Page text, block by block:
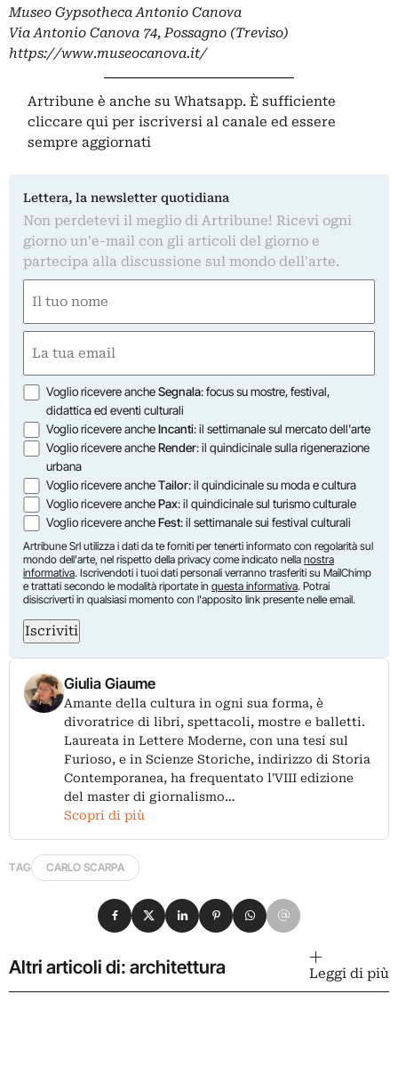
Museo Gypsotheca Antonio Canova
Via Antonio Canova 74, Possagno (Treviso)
https://www.museocanova.it/
Artribune è anche su Whatsapp. È sufficiente
cliccare qui per iscriversi al canale ed essere
sempre aggiornati
Lettera, la newsletter quotidiana
Non perdetevi il meglio di Artribune! Ricevi ogni
giorno un'e-mail con gli articoli del giorno e
partecipa alla discussione sul mondo dell'arte.
(Required)
First
(Required)
Opzioni
Voglio ricevere ancheSegnala: focus su mostre, festival,
didattica ed eventi culturali
Voglio ricevere ancheIncanti: il settimanale sul mercato dell'arte
Voglio ricevere ancheRender: il quindicinale sulla rigenerazione
urbana
Voglio ricevere ancheTailor: il quindicinale su moda e cultura
Voglio ricevere anchePax: il quindicinale sul turismo culturale
Voglio ricevere ancheFest: il settimanale sui festival culturali
Artribune Srl utilizza i dati da te forniti per tenerti informato con regolarità sul
mondo dell'arte, nel rispetto della privacy come indicato nella nostra
informativa. Iscrivendoti i tuoi dati personali verranno trasferiti su MailChimp
e trattati secondo le modalità riportate in questa informativa. Potrai
disiscriverti in qualsiasi momento con l'apposito link presente nelle email.
Iscriviti
Giulia Giaume
Amante della cultura in ogni sua forma, è
divoratrice di libri, spettacoli, mostre e balletti.
Laureata in Lettere Moderne, con una tesi sul
Furioso, e in Scienze Storiche, indirizzo di Storia
Contemporanea, ha frequentato l'VIII edizione
del master di giornalismo…
Scopri di più
TAG CARLO SCARPA
Condividi su Facebook
Condividi su X
Condividi su LinkedIn
Condividi su Pinterest
Condividi su WhatsApp
Condividi su Email
Altri articoli di: architettura Leggi di più